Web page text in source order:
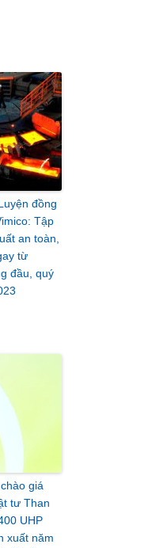
đồng
Tập
an toàn,
từ
đầu, quý
giá
tư Than
UHP
xuất năm